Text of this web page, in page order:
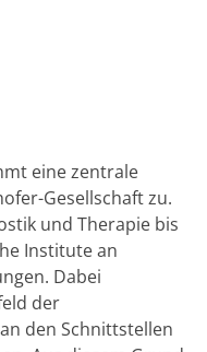
eine zentrale
Gesellschaft zu.
und Therapie bis
Institute an
Dabei
der
den Schnittstellen